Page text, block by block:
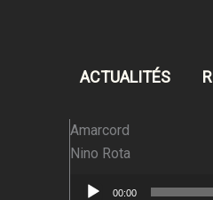
ACTUALITÉS
Amarcord
Nino Rota
Lecteur 00:00